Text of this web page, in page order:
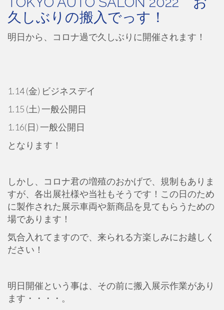
久しぶりの搬入でっす！
明日から、コロナ過で久しぶりに開催されます！
1.14 (金) ビジネスデイ
1.15 (土) 一般公開日
1.16(日) 一般公開日
となります！
しかし、コロナ君の増殖のおかげで、規制もありま
すが、各出展社様や当社もそうです！この日のため
に製作された展示車両や新商品を見てもらうための
場であります！
気合入れてますので、来られる方楽しみにお越しく
ださい！
明日開催という事は、その前に搬入展示作業があり
ます・・・・。